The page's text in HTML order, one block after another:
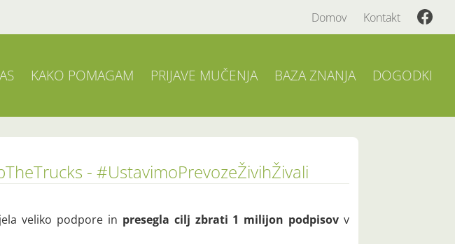
Domov Kontakt
KAKO POMAGAM PRIJAVE MUČENJA BAZA ZNANJA DOGODKI
- #UstavimoPrevozeŽivihŽivali
veliko podpore in presegla cilj zbrati 1 milijon podpisov v